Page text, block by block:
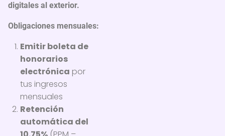
digitales al exterior.
Obligaciones mensuales:
Emitir boleta de
honorarios
electrónica por
tus ingresos
mensuales
Retención
automática del